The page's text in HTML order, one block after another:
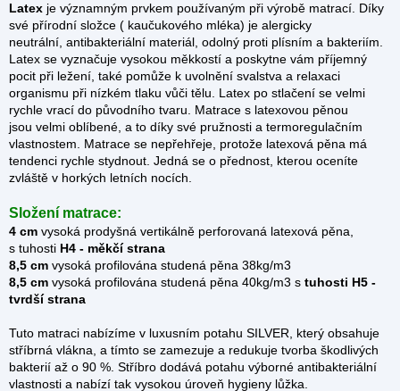
Latex je významným prvkem používaným při výrobě matrací. Díky
své přírodní složce ( kaučukového mléka) je alergicky
neutrální, antibakteriální materiál, odolný proti plísním a bakteriím.
Latex se vyznačuje vysokou měkkostí a poskytne vám příjemný
pocit při ležení, také pomůže k uvolnění svalstva a relaxaci
organismu při nízkém tlaku vůči tělu. Latex po stlačení se velmi
rychle vrací do původního tvaru. Matrace s latexovou pěnou
jsou velmi oblíbené, a to díky své pružnosti a termoregulačním
vlastnostem. Matrace se nepřehřeje, protože latexová pěna má
tendenci rychle stydnout. Jedná se o přednost, kterou oceníte
zvláště v horkých letních nocích.
Složení matrace:
4 cm vysoká prodyšná vertikálně perforovaná latexová pěna,
s tuhosti H4 - měkčí strana
8,5 cm vysoká profilována studená pěna 38kg/m3
8,5 cm vysoká profilována studená pěna 40kg/m3 s tuhosti H5 -
tvrdší strana
Tuto matraci nabízíme v luxusním potahu SILVER , který obsahuje
stříbrná vlákna, a tímto se zamezuje a redukuje tvorba škodlivých
bakterií až o 90 %. Stříbro dodává potahu výborné antibakteriální
vlastnosti a nabízí tak vysokou úroveň hygieny lůžka.